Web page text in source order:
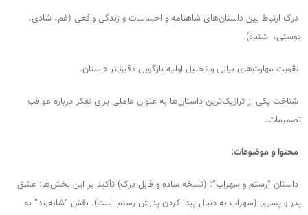
درک ارتباط بین داستان‌های شاهنامه و احساسات و زندگی واقعی (غم، شادی،
دوستی، اشتباه).
تقویت مهارت‌های بیانی و تحلیل اولیه بازگویی دقیق‌تر داستان.
شناخت یکی از تراژیک‌ترین داستان‌ها به عنوان عاملی برای تفکر درباره عواقب
تصمیمات.
محتوا و موضوعات:
داستان “رستم و سهراب”: (نسخه ساده و قابل درک) تأکید بر این بخش‌ها: عشق
پدر و پسری (سهراب به دنبال پیدا کردن پدرش رستم است). نقش “شانه‌بند” به